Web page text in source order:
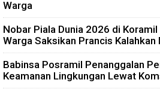
Warga
Nobar Piala Dunia 2026 di
Warga Saksikan Prancis Kalahkan
Babinsa Posramil Penanggalan
Keamanan Lingkungan Lewat